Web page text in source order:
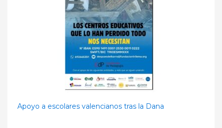
Apoyo a escolares valencianos tras la Dana